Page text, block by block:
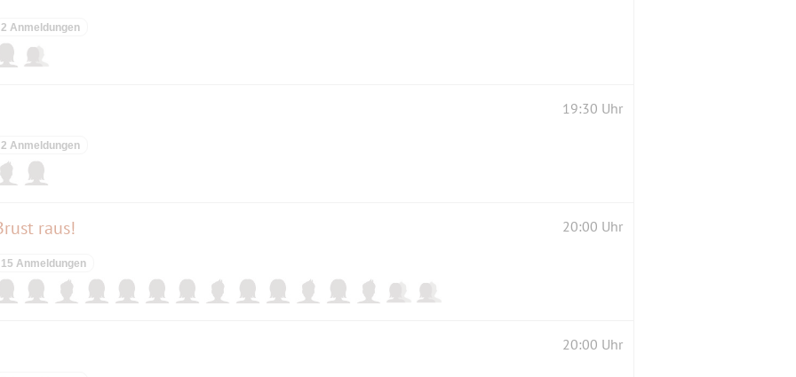
2 Anmeldungen
19:30 Uhr
2 Anmeldungen
raus! 20:00 Uhr
15 Anmeldungen
20:00 Uhr